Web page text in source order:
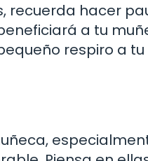
recuerda hacer
a tu
respiro a tu